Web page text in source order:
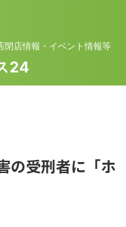
閉店情報・イベント情報等
24
の受刑者に「ホ